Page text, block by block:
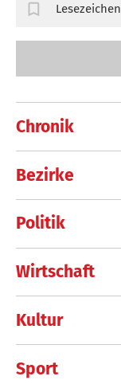
Chronik
Bezirke
Politik
Wirtschaft
Kultur
Sport
Lesezeichen